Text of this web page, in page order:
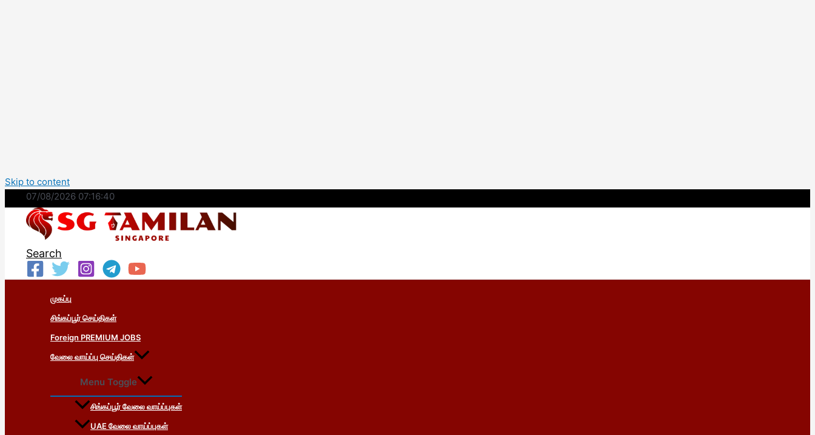
Skip to content
07/08/2026 07:16:41
Search
முகப்பு
சிங்கப்பூர் செய்திகள்
Foreign PREMIUM JOBS
வேலை வாய்ப்பு செய்திகள்
Menu Toggle
சிங்கப்பூர் வேலை வாய்ப்புகள்
UAE வேலை வாய்ப்புகள்